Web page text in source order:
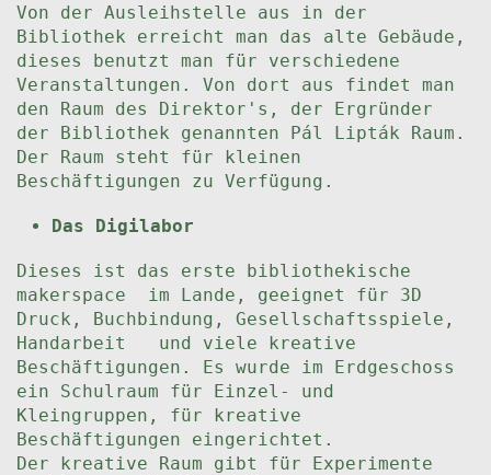
Von der Ausleihstelle aus in der
Bibliothek erreicht man das alte Gebäude,
dieses benutzt man für verschiedene
Veranstaltungen. Von dort aus findet man
den Raum des Direktor's, der Ergründer
der Bibliothek genannten Pál Lipták Raum.
Der Raum steht für kleinen
Beschäftigungen zu Verfügung.
Das Digilabor
Dieses ist das erste bibliothekische
makerspace im Lande, geeignet für 3D
Druck, Buchbindung, Gesellschaftsspiele,
Handarbeit und viele kreative
Beschäftigungen. Es wurde im Erdgeschoss
ein Schulraum für Einzel- und
Kleingruppen, für kreative
Beschäftigungen eingerichtet.
Der kreative Raum gibt für Experimente